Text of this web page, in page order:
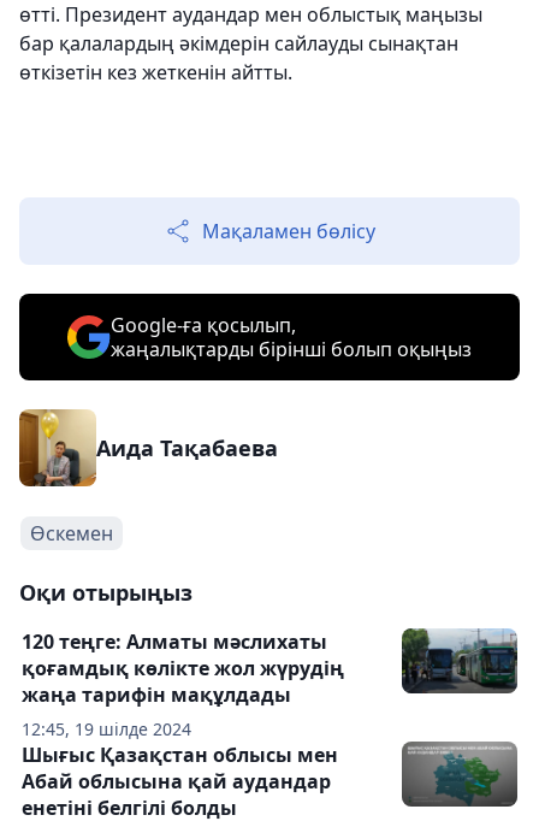
өтті. Президент аудандар мен облыстық маңызы
бар қалалардың әкімдерін сайлауды сынақтан
өткізетін кез жеткенін айтты.
Мақаламен бөлісу
Google-ға қосылып,
жаңалықтарды бірінші болып оқыңыз
Аида Тақабаева
Өскемен
Оқи отырыңыз
12:45, 19 шілде 2024
120 теңге: Алматы мәслихаты
қоғамдық көлікте жол жүрудің
жаңа тарифін мақұлдады
Шығыс Қазақстан облысы мен
Абай облысына қай аудандар
енетіні белгілі болды